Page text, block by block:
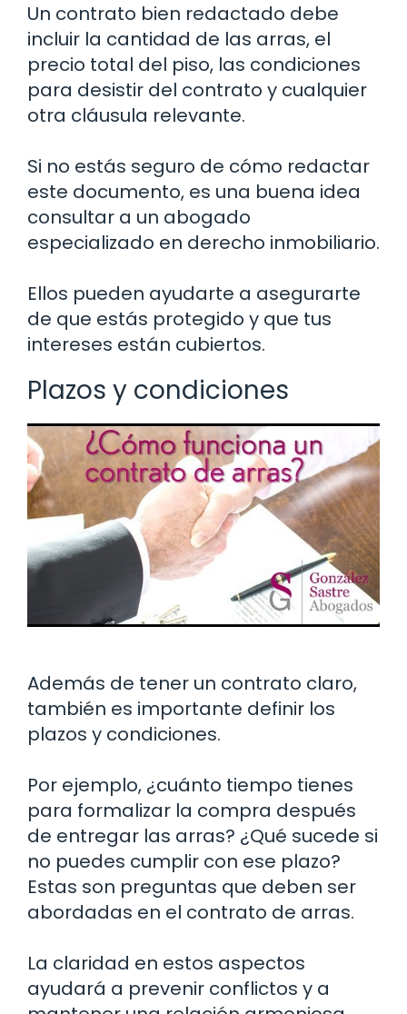
Un contrato bien redactado debe
incluir la cantidad de las arras, el
precio total del piso, las condiciones
para desistir del contrato y cualquier
otra cláusula relevante.
Si no estás seguro de cómo redactar
este documento, es una buena idea
consultar a un abogado
especializado en derecho inmobiliario.
Ellos pueden ayudarte a asegurarte
de que estás protegido y que tus
intereses están cubiertos.
Plazos y condiciones
Además de tener un contrato claro,
también es importante definir los
plazos y condiciones.
Por ejemplo, ¿cuánto tiempo tienes
para formalizar la compra después
de entregar las arras? ¿Qué sucede si
no puedes cumplir con ese plazo?
Estas son preguntas que deben ser
abordadas en el contrato de arras.
La claridad en estos aspectos
ayudará a prevenir conflictos y a